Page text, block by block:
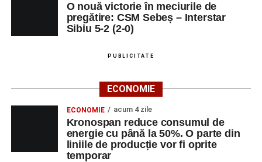
O nouă victorie în meciurile de
pregătire: CSM Sebeș – Interstar
Sibiu 5-2 (2-0)
PUBLICITATE
ECONOMIE
ECONOMIE acum 4 zile
Kronospan reduce consumul de
energie cu până la 50%. O parte din
liniile de producție vor fi oprite
temporar